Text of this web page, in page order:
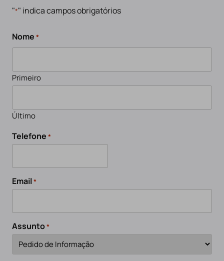
"*" indica campos obrigatórios
Nome *
Primeiro
Último
Telefone *
Email*
Assunto*